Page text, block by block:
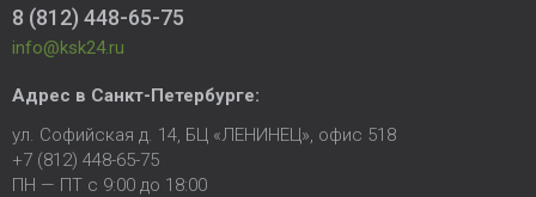
8 (812) 448-65-75
info@ksk24.ru
Адрес в Санкт-Петербурге:
ул. Софийская д. 14, БЦ «ЛЕНИНЕЦ», офис 518
+7 (812) 448-65-75
ПН — ПТ с 9:00 до 18:00